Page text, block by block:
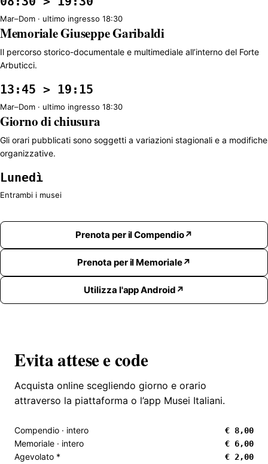
Mar–Dom · ultimo ingresso 18:30
Memoriale Giuseppe Garibaldi
Il percorso storico-documentale e multimediale all’interno del Forte
Arbuticci.
13:45 > 19:15
Mar–Dom · ultimo ingresso 18:30
Giorno di chiusura
Gli orari pubblicati sono soggetti a variazioni stagionali e a modifiche
organizzative.
Lunedì
Entrambi i musei
Prenota per il Compendio
Prenota per il Memoriale
Utilizza l'app Android
Evita attese e code
Acquista online scegliendo giorno e orario
attraverso la piattaforma o l’app Musei Italiani.
Compendio · intero € 8,00
Memoriale · intero € 6,00
Agevolato * € 2,00